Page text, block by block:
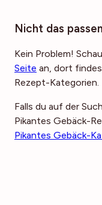
Nicht das
Kein Problem!
Seite an, dort
Rezept-Kategorien.
Falls du auf der
Pikantes Gebäck-
Pikantes Gebäck-